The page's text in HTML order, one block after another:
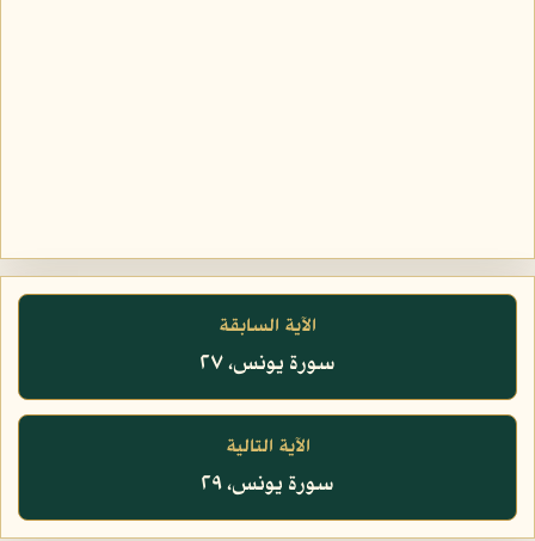
الآية السابقة
سورة يونس، ٢٧
الآية التالية
سورة يونس، ٢٩